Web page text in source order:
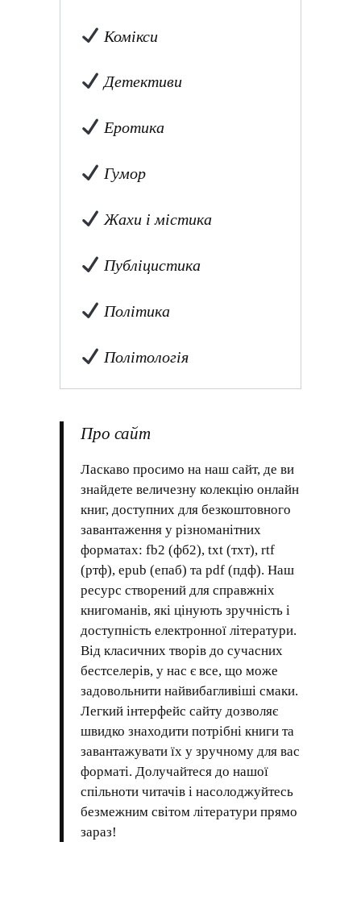
Комікси
Детективи
Еротика
Гумор
Жахи і містика
Публіцистика
Політика
Політологія
Про сайт
Ласкаво просимо на наш сайт, де ви
знайдете величезну колекцію онлайн
книг, доступних для безкоштовного
завантаження у різноманітних
форматах: fb2 (фб2), txt (тхт), rtf
(ртф), epub (епаб) та pdf (пдф). Наш
ресурс створений для справжніх
книгоманів, які цінують зручність і
доступність електронної літератури.
Від класичних творів до сучасних
бестселерів, у нас є все, що може
задовольнити найвибагливіші смаки.
Легкий інтерфейс сайту дозволяє
швидко знаходити потрібні книги та
завантажувати їх у зручному для вас
форматі. Долучайтеся до нашої
спільноти читачів і насолоджуйтесь
безмежним світом літератури прямо
зараз!